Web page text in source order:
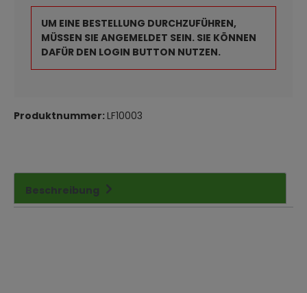
UM EINE BESTELLUNG DURCHZUFÜHREN,
MÜSSEN SIE ANGEMELDET SEIN. SIE KÖNNEN
DAFÜR DEN LOGIN BUTTON NUTZEN.
Produktnummer:LF10003
Beschreibung